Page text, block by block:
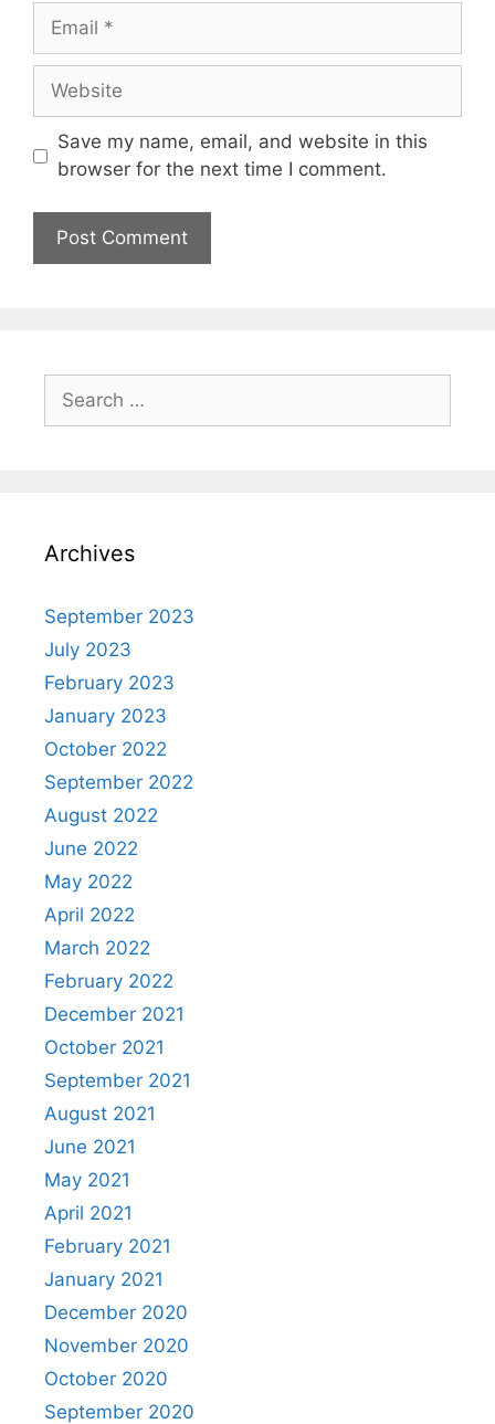
Save my name, email, and website in this
browser for the next time I comment.
Archives
September 2023
July 2023
February 2023
January 2023
October 2022
September 2022
August 2022
June 2022
May 2022
April 2022
March 2022
February 2022
December 2021
October 2021
September 2021
August 2021
June 2021
May 2021
April 2021
February 2021
January 2021
December 2020
November 2020
October 2020
September 2020